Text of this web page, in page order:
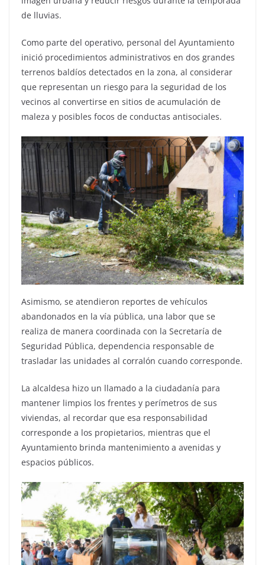
de lluvias.
Como parte del operativo, personal del Ayuntamiento
inició procedimientos administrativos en dos grandes
terrenos baldíos detectados en la zona, al considerar
que representan un riesgo para la seguridad de los
vecinos al convertirse en sitios de acumulación de
maleza y posibles focos de conductas antisociales.
Asimismo, se atendieron reportes de vehículos
abandonados en la vía pública, una labor que se
realiza de manera coordinada con la Secretaría de
Seguridad Pública, dependencia responsable de
trasladar las unidades al corralón cuando corresponde.
La alcaldesa hizo un llamado a la ciudadanía para
mantener limpios los frentes y perímetros de sus
viviendas, al recordar que esa responsabilidad
corresponde a los propietarios, mientras que el
Ayuntamiento brinda mantenimiento a avenidas y
espacios públicos.